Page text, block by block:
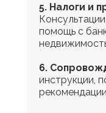
5. Налоги и
помощь с
6.
инструкции,